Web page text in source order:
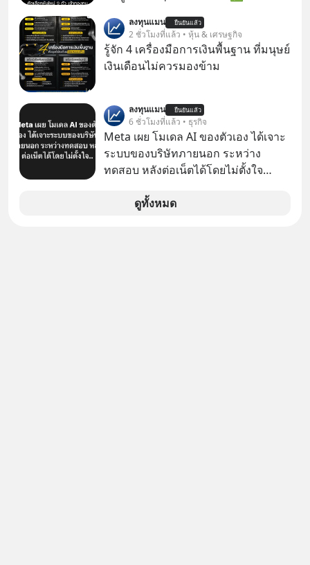
ประเทศจะคุ้มค่าแค่ไหน ? และหลังจาก
นำ ThaiLLM มาใช้จริง จะเกิดอะไรขึ้น
กับสังคมไทย ธุรกิจไทย และเศรษฐกิจ
ไทยบ้าง ? ร่วมวิเคราะห์เรื่องนี้ผ่านมุม
มองของ ดร.อภิวดี ปิยธรรมรงค์ ผู้
และปัญญาประดิษฐ์ และคุณปฏิภาณ
ประเสริฐสม ผู้จัดการโครงการ
ThaiLLM
เจ้าของผู้นำ AI จีน ตั้งแต่โรงงานผลิตชิป
หน่วยความจำ โมเดล AI ยันหุ่นยนต์
✅ได้การรับยกเว้นภาษี Capital Gain
ลงทุนแมน ยืนยันแล้ว
2 ชั่วโมงที่แล้ว • หุ้น & เศรษฐกิจ
รู้จัก 4 เครื่องมือการเงินพื้นฐาน ที่มนุษย์
เงินเดือนไม่ควรมองข้าม
ลงทุนแมน ยืนยันแล้ว
6 ชั่วโมงที่แล้ว • ธุรกิจ
Meta เผย โมเดล AI ของตัวเอง ได้เจาะ
ระบบของบริษัทภายนอก ระหว่าง
ทดสอบ หลังต่อเน็ตได้โดยไม่ตั้งใจ
ในโมเดล AI ของบริษัท สามารถเชื่อม
ดูทั้งหมด